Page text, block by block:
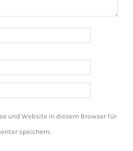
und Website in diesem Browser für
speichern.